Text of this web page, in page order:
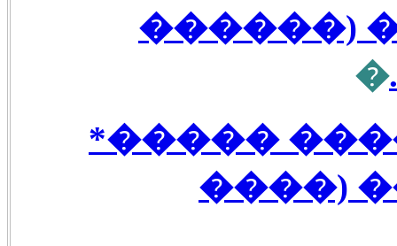
�
���� ����
�����